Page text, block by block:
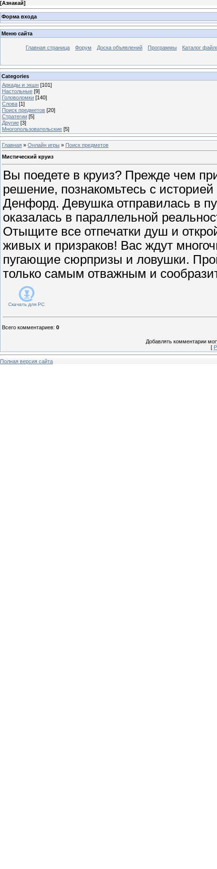
[Азнакай]
Форма входа
Меню сайта
Главная страница Форум Доска объявлений Программы Каталог
Categories
Аркады и экшн [101]
Настольные [9]
Головоломки [140]
Слова [1]
Поиск предметов [20]
Стратегии [5]
Другие [3]
Многопользовательские [5]
Главная » Онлайн игры » Поиск предметов
Мистический круиз
Вы поедете в круиз? Прежде чем
решение, познакомьтесь с
Денфорд. Девушка отправилась в
оказалась в параллельной
Отыщите все отпечатки душ и
живых и призраков! Вас ждут
пугающие сюрпризы и ловушки.
только самым отважным и
Скачать для PC
Всего комментариев: 0
Добавлять комментарии
[
Полная версия сайта